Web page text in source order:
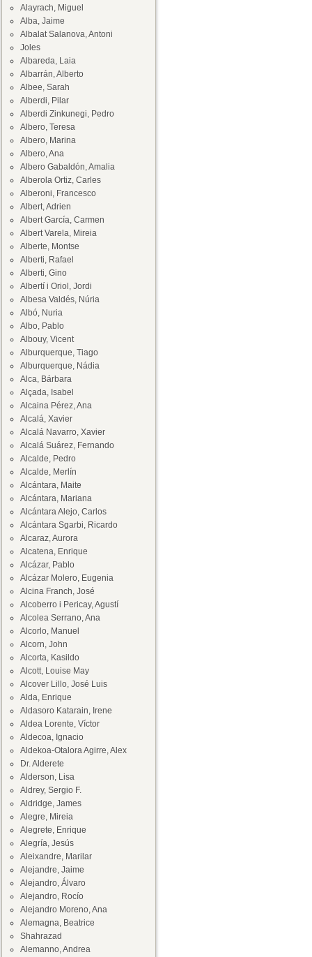
Alayrach, Miguel
Alba, Jaime
Albalat Salanova, Antoni
Joles
Albareda, Laia
Albarrán, Alberto
Albee, Sarah
Alberdi, Pilar
Alberdi Zinkunegi, Pedro
Albero, Teresa
Albero, Marina
Albero, Ana
Albero Gabaldón, Amalia
Alberola Ortiz, Carles
Alberoni, Francesco
Albert, Adrien
Albert García, Carmen
Albert Varela, Mireia
Alberte, Montse
Alberti, Rafael
Alberti, Gino
Albertí i Oriol, Jordi
Albesa Valdés, Núria
Albó, Nuria
Albo, Pablo
Albouy, Vicent
Alburquerque, Tiago
Alburquerque, Nádia
Alca, Bárbara
Alçada, Isabel
Alcaina Pérez, Ana
Alcalá, Xavier
Alcalá Navarro, Xavier
Alcalá Suárez, Fernando
Alcalde, Pedro
Alcalde, Merlín
Alcántara, Maite
Alcántara, Mariana
Alcántara Alejo, Carlos
Alcántara Sgarbi, Ricardo
Alcaraz, Aurora
Alcatena, Enrique
Alcázar, Pablo
Alcázar Molero, Eugenia
Alcina Franch, José
Alcoberro i Pericay, Agustí
Alcolea Serrano, Ana
Alcorlo, Manuel
Alcorn, John
Alcorta, Kasildo
Alcott, Louise May
Alcover Lillo, José Luis
Alda, Enrique
Aldasoro Katarain, Irene
Aldea Lorente, Víctor
Aldecoa, Ignacio
Aldekoa-Otalora Agirre, Alex
Dr. Alderete
Alderson, Lisa
Aldrey, Sergio F.
Aldridge, James
Alegre, Mireia
Alegrete, Enrique
Alegría, Jesús
Aleixandre, Marilar
Alejandre, Jaime
Alejandro, Álvaro
Alejandro, Rocío
Alejandro Moreno, Ana
Alemagna, Beatrice
Shahrazad
Alemanno, Andrea